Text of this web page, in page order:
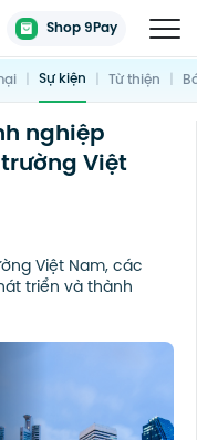
Shop 9Pay
| Sự kiện | Từ thiện |
nghiệp
Việt
Việt Nam, các
triển và thành